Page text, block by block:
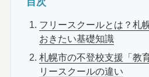
フリースクールとは？札
おきたい基礎知識
札幌市の不登校支援「教
リースクールの違い